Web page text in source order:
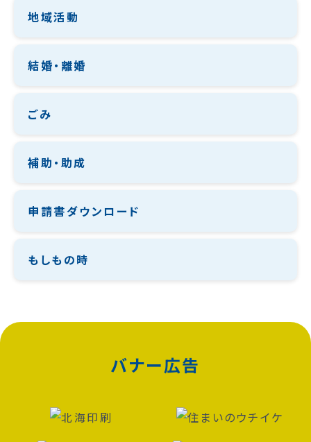
地域活動
結婚・離婚
ごみ
補助・助成
申請書ダウンロード
もしもの時
バナー広告